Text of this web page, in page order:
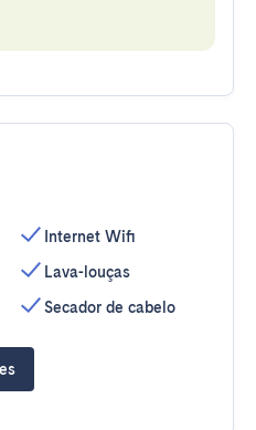
Internet Wifi
Lava-louças
Secador de cabelo